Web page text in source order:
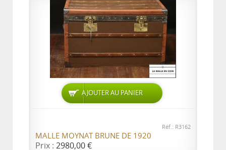
AJOUTER AU PANIER
Réf.: R3162
MALLE MOYNAT BRUNE DE 1920
Prix : 2980,00 €